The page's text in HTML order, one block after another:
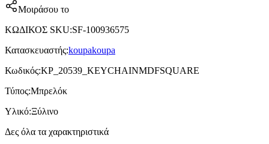
Μοιράσου το
ΚΩΔΙΚΟΣ SKU:SF-100936575
Κατασκευαστής:koupakoupa
Κωδικός:KP_20539_KEYCHAINMDFSQUARE
Τύπος:Μπρελόκ
Υλικό:Ξύλινο
Δες όλα τα χαρακτηριστικά